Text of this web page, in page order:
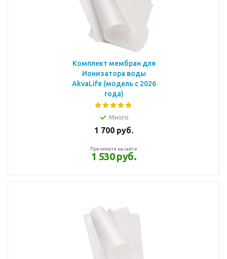
Комплект мембран для
Ионизатора воды
AkvaLife (модель с 2026
года)
Много
1 700 руб.
При оплате на сайте
1 530 руб.